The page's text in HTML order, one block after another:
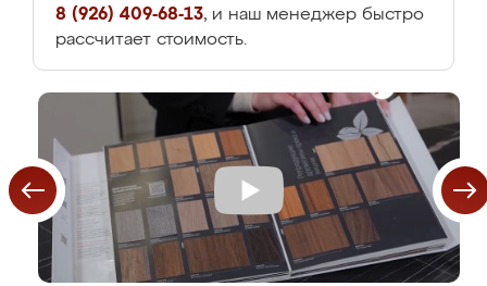
8 (926) 409-68-13, и наш менеджер быстро
рассчитает стоимость.